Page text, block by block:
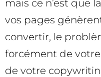
mais ce n’est que
vos pages
convertir, le
forcément de
de votre